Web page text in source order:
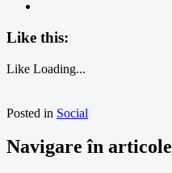
Like this:
Like Loading...
Posted in Social
Navigare în articole